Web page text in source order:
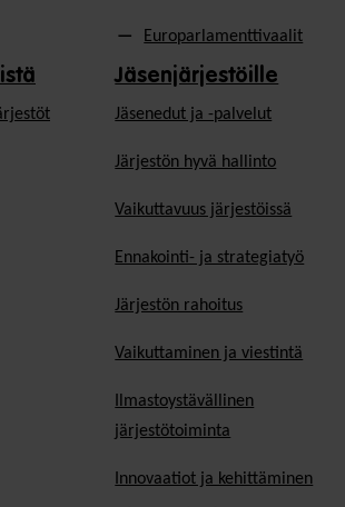
Europarlamenttivaalit
Jäsenjärjestöille
Jäsen­edut ja -palvelut
Järjestön hyvä hallinto
Vaikuttavuus järjestöissä
Ennakointi- ja strategiatyö
Järjestön rahoitus
Vaikuttaminen ja viestintä
Ilmastoystävällinen
järjestötoiminta
Innovaatiot ja kehittäminen